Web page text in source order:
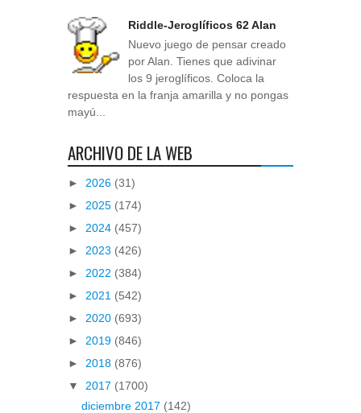
Riddle-Jeroglíficos 62 Alan
Nuevo juego de pensar creado
por Alan. Tienes que adivinar
los 9 jeroglíficos. Coloca la
respuesta en la franja amarilla y no pongas
mayú...
ARCHIVO DE LA WEB
► 2026 (31)
► 2025 (174)
► 2024 (457)
► 2023 (426)
► 2022 (384)
► 2021 (542)
► 2020 (693)
► 2019 (846)
► 2018 (876)
▼ 2017 (1700)
diciembre 2017 (142)